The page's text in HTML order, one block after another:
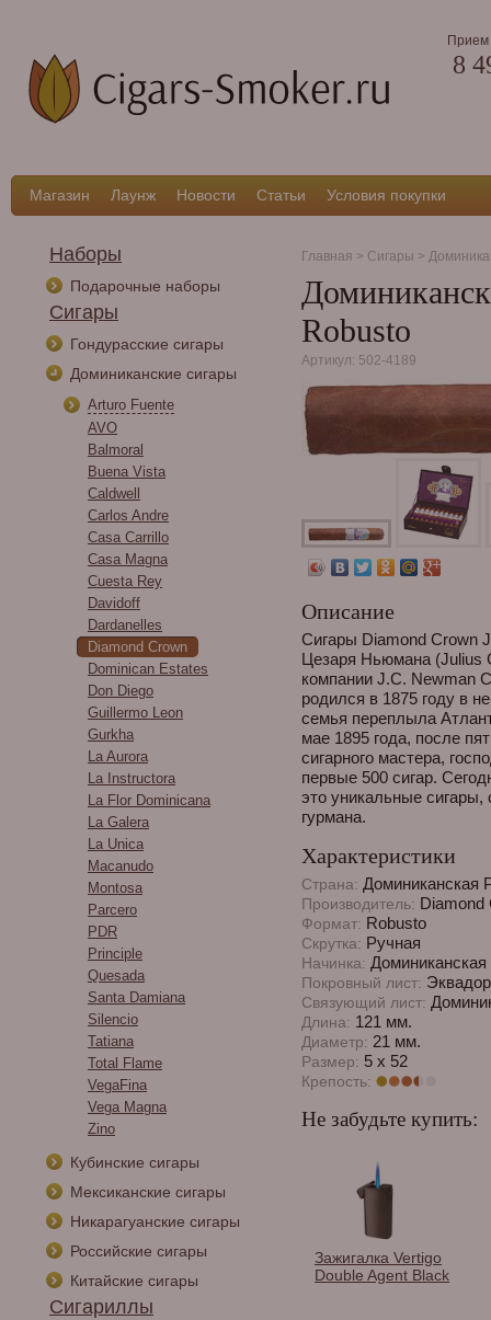
Прием
8
Магазин Лаунж Новости Статьи Условия покупки
Наборы
Подарочные наборы
Сигары
Гондурасские сигары
Доминиканские сигары
Arturo Fuente
AVO
Balmoral
Buena Vista
Caldwell
Carlos Andre
Casa Carrillo
Casa Magna
Cuesta Rey
Davidoff
Dardanelles
Diamond Crown
Dominican Estates
Don Diego
Guillermo Leon
Gurkha
La Aurora
La Instructora
La Flor Dominicana
La Galera
La Unica
Macanudo
Montosa
Parcero
PDR
Principle
Quesada
Santa Damiana
Silencio
Tatiana
Total Flame
VegaFina
Vega Magna
Zino
Кубинские сигары
Мексиканские сигары
Никарагуанские сигары
Российские сигары
Китайские сигары
Сигариллы
Главная > Сигары >
Robusto
Артикул: 502-4189
Описание
Сигары Diamond Crown
Цезаря Ньюмана (Julius
компании J.C. Newman
родился в 1875 году в
семья переплыла
мае 1895 года, после
сигарного мастера,
первые 500 сигар.
это уникальные сигары,
гурмана.
Характеристики
Страна: Доминиканская
Производитель: Diamond
Формат: Robusto
Скрутка: Ручная
Начинка:
Покровный лист: Эквадор
Связующий лист:
Длина: 121 мм.
Диаметр: 21 мм.
Размер: 5 x 52
Крепость:
Не забудьте купить:
Каттер Lotus JAWS V-
Cutter Serrated Matte
Metallic Brown &
Copper 64 RG
Зажигалка Vertigo
Double Agent Black
Чехол